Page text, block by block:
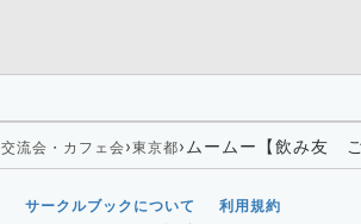
交流会・カフェ会›東京都› ムームー【飲み友
サークルブックについて
利用規約